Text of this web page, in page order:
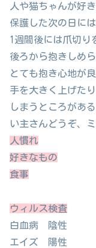
人や猫ちゃんが好
保護した次の日に
1週間後には爪切り
後ろから抱きしめ
とても抱き心地が良
手を大きく上げた
しまうところがあ
い主さんどうぞ、
人慣れ
好きなもの
食事
ウィルス検査
白血病 陰性
エイズ 陽性